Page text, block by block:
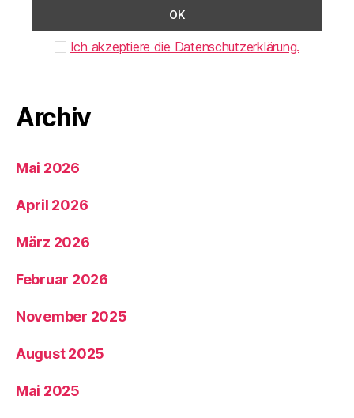
Ich akzeptiere die Datenschutzerklärung.
Archiv
Mai 2026
April 2026
März 2026
Februar 2026
November 2025
August 2025
Mai 2025